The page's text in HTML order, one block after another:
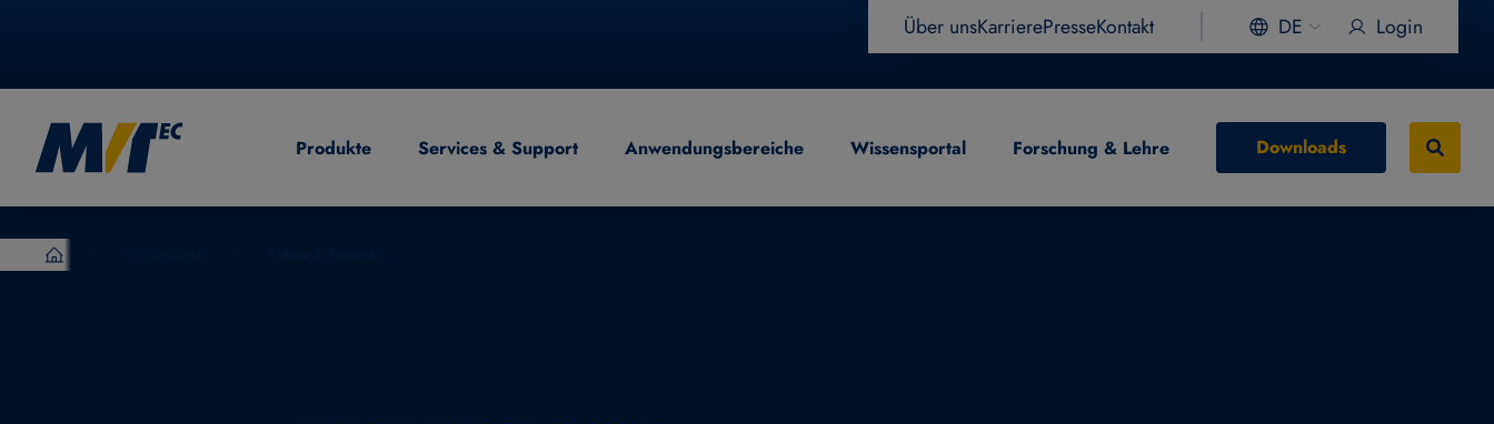
Über unsKarrierePresseKontakt DE Login
EnglishProdukte Services & Support Anwendungsbereiche Wissensportal Forschung & Lehre Downloads
MVTec Software – Experten der industrielle Bildverarbeitung